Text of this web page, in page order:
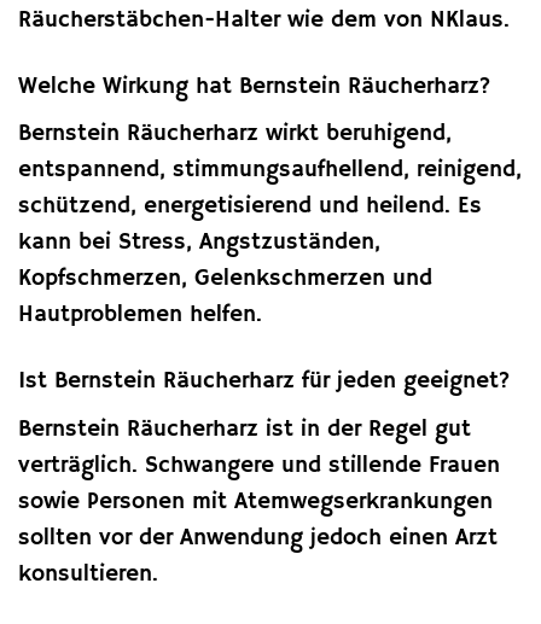
Räucherstäbchen-Halter wie dem von NKlaus.
Welche Wirkung hat Bernstein Räucherharz?
Bernstein Räucherharz wirkt beruhigend,
entspannend, stimmungsaufhellend, reinigend,
schützend, energetisierend und heilend. Es
kann bei Stress, Angstzuständen,
Kopfschmerzen, Gelenkschmerzen und
Hautproblemen helfen.
Ist Bernstein Räucherharz für jeden geeignet?
Bernstein Räucherharz ist in der Regel gut
verträglich. Schwangere und stillende Frauen
sowie Personen mit Atemwegserkrankungen
sollten vor der Anwendung jedoch einen Arzt
konsultieren.